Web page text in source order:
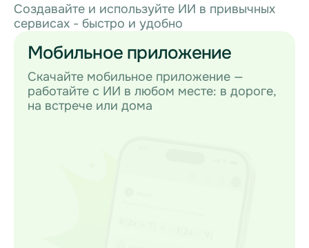
Создавайте и используйте ИИ в привычных
сервисах - быстро и удобно
Мобильное приложение
Скачайте мобильное приложение —
работайте с ИИ в любом месте: в дороге,
на встрече или дома